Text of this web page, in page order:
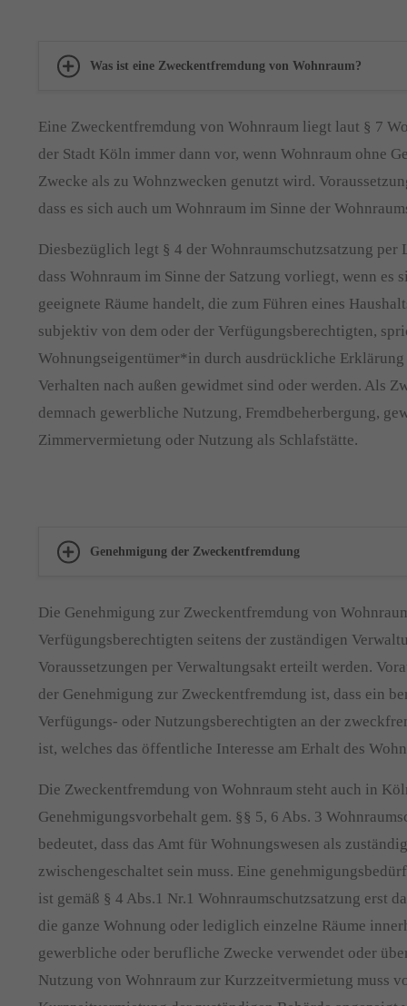
Was ist eine Zweckentfremdung von Wohnraum?
Eine Zweckentfremdung von Wohnraum liegt laut § 7
der Stadt Köln immer dann vor, wenn Wohnraum ohne
Zwecke als zu Wohnzwecken genutzt wird.
dass es sich auch um Wohnraum im Sinne der
Diesbezüglich legt § 4 der Wohnraumschutzsatzung
dass Wohnraum im Sinne der Satzung vorliegt, wenn es
geeignete Räume handelt, die zum Führen eines
subjektiv von dem oder der Verfügungsberechtigten,
Wohnungseigentümer*in durch ausdrückliche Erklärung
Verhalten nach außen gewidmet sind oder werden. Als
demnach gewerbliche Nutzung, Fremdbeherbergung,
Zimmervermietung oder Nutzung als Schlafstätte.
Genehmigung der Zweckentfremdung
Die Genehmigung zur Zweckentfremdung von
Verfügungsberechtigten seitens der zuständigen
Voraussetzungen per Verwaltungsakt erteilt werden.
der Genehmigung zur Zweckentfremdung ist, dass ein
Verfügungs- oder Nutzungsberechtigten an der
ist, welches das öffentliche Interesse am Erhalt des
Die Zweckentfremdung von Wohnraum steht auch in
Genehmigungsvorbehalt gem. §§ 5, 6 Abs. 3
bedeutet, dass das Amt für Wohnungswesen als
zwischengeschaltet sein muss. Eine
ist gemäß § 4 Abs.1 Nr.1 Wohnraumschutzsatzung erst
die ganze Wohnung oder lediglich einzelne Räume
gewerbliche oder berufliche Zwecke verwendet oder
Nutzung von Wohnraum zur Kurzzeitvermietung muss